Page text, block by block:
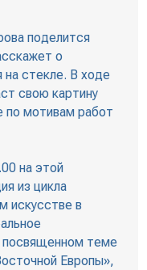
поделится
о
на стекле. В ходе
свою картину
по мотивам работ
на этой
из цикла
искусстве в
посвященном теме
Европы»,